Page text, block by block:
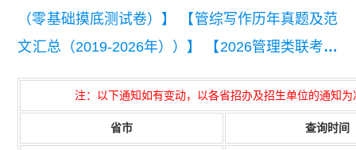
（零基础摸底测试卷）】
【管综写作历年真题及范
文汇总（2019-2026年））】
【2026管理类联考综
合能力真题及答案【完整版】】 【2024届管理类
联考英语二真题及答案解析】 【2024届管理类联
考综合能力真题及解析】
【2023年管理联考逻辑
注：以下通知如有变动，以各省招办及招生单位的通知为
省市 查询时间